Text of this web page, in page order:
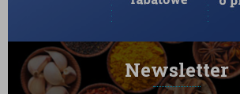
Newsletter